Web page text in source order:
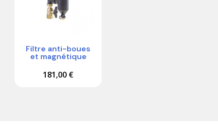
Filtre anti-boues
et magnétique
181,00 €